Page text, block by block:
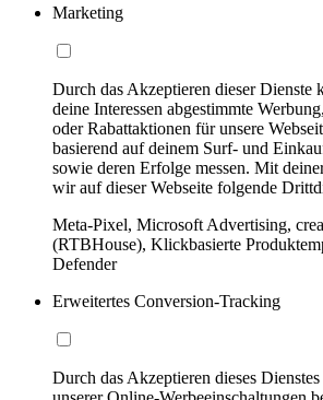
Marketing
Durch das Akzeptieren dieser Dienste
deine Interessen abgestimmte
oder Rabattaktionen für unsere
basierend auf deinem Surf- und
sowie deren Erfolge messen. Mit
wir auf dieser Webseite folgende
Meta-Pixel, Microsoft Advertising,
(RTBHouse), Klickbasierte
Defender
Erweitertes Conversion-Tracking
Durch das Akzeptieren dieses